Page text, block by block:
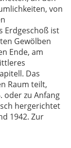
von
Erdgeschoß ist
Gewölben
Ende, am
Das
Raum teilt,
oder zu Anfang
hergerichtet
1942. Zur